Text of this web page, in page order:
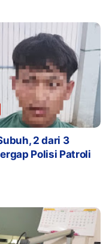
2 dari 3
Polisi Patroli